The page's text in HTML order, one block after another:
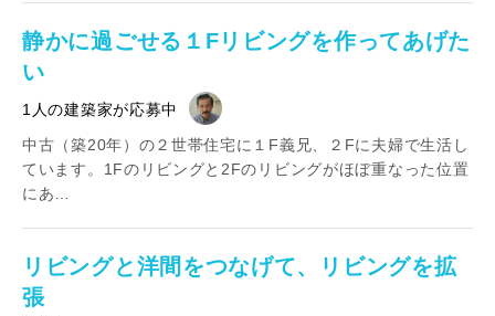
静かに過ごせる１Fリビングを作ってあげた
い
1人の建築家が応募中
中古（築20年）の２世帯住宅に１F義兄、２Fに夫婦で生活し
ています。1Fのリビングと2Fのリビングがほぼ重なった位置
にあ…
リビングと洋間をつなげて、リビングを拡
張